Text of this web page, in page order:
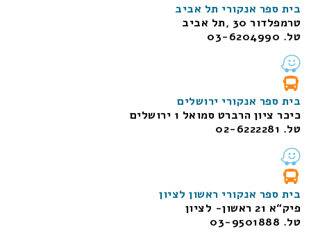
בית ספר אנקורי תל אביב
טרמפלדור 30 ,תל אביב
טל. 03-6204990
בית ספר אנקורי ירושלים
כיכר ציון הרברט סמואל 1
ירושלים
טל. 02-6222281
בית ספר אנקורי ראשון לציון
פיק“א 21 ראשון- לציון
טל. 03-9501888